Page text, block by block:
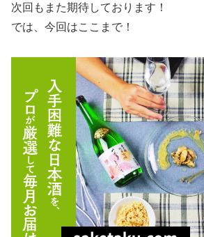
次回もまた期待しております！
では、今回はここまで！